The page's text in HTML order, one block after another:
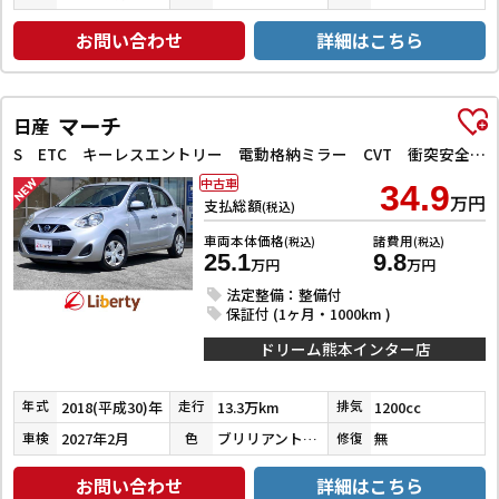
お問い合わせ 詳細はこちら
日産 マーチ
S ETC キーレスエントリー 電動格納ミラー CVT 衝突安全ボディ ABS ESC エアコン パワーステアリング パワーウィンドウ
支払総額(税込) 34.9万円
車両本体価格(税込)
25.1万円
諸費用(税込)
9.8万円
法定整備：整備付
保証付 (1ヶ月・1000km )
中古車
ドリーム熊本インター店
年式 2018(平成30)年 走行 13.3万km 排気 1200cc
車検 2027年2月 色 ブリリアントシルバー 修復 無
お問い合わせ 詳細はこちら